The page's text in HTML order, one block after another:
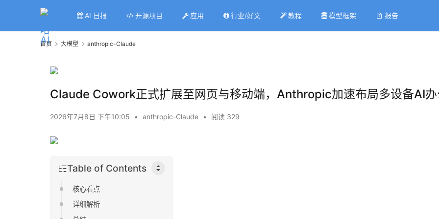
AI 日报 开源项目 应用 行业/好文 教程 模型框架 报告
首页 大模型 anthropic-Claude
Claude Cowork正式扩展至网页与移动端，Anthropic加速布局多设备AI办
2026年7月8日 下午10:05 • anthropic-Claude • 阅读 329
Table of Contents
核心看点
详细解析